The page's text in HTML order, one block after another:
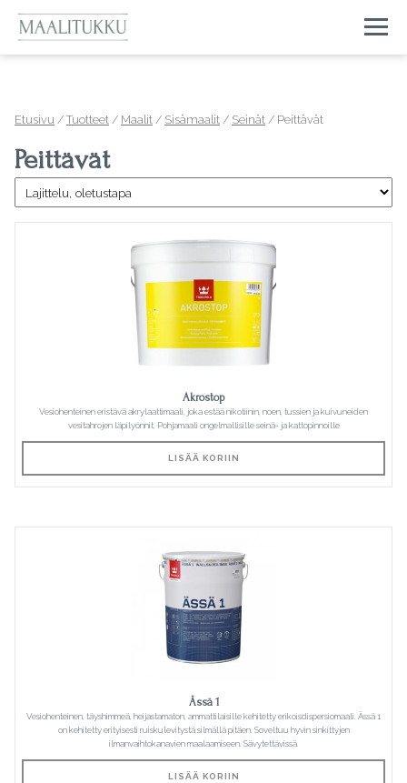
Etusivu / Tuotteet / Maalit / Sisämaalit / Seinät / Peittävät
Peittävät
Akrostop
Vesiohenteinen eristävä akrylaattimaali, joka estää nikotiinin, noen, tussien ja kuivuneiden
vesitahrojen läpilyönnit. Pohjamaali ongelmallisille seinä- ja kattopinnoille
LISÄÄ KORIIN
Ässä 1
Vesiohenteinen, täyshimmeä, heijastamaton, ammattilaisille kehitetty erikoisdispersiomaali. Ässä 1
on kehitetty erityisesti ruiskulevitystä silmällä pitäen. Soveltuu hyvin sinkittyjen
ilmanvaihtokanavien maalaamiseen. Sävytettävissä.
LISÄÄ KORIIN